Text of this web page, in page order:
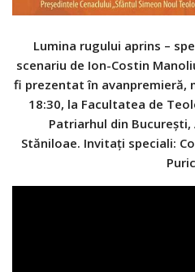
Lumina rugului aprins –
scenariu de Ion-Costin
fi prezentat în avanpremieră,
18:30, la Facultatea de
Patriarhul din
Stăniloae. Invitaţi speciali:
Puric